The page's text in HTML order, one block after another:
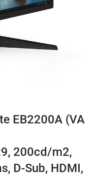
EB2200A (VA
200cd/m2,
D-Sub, HDMI,